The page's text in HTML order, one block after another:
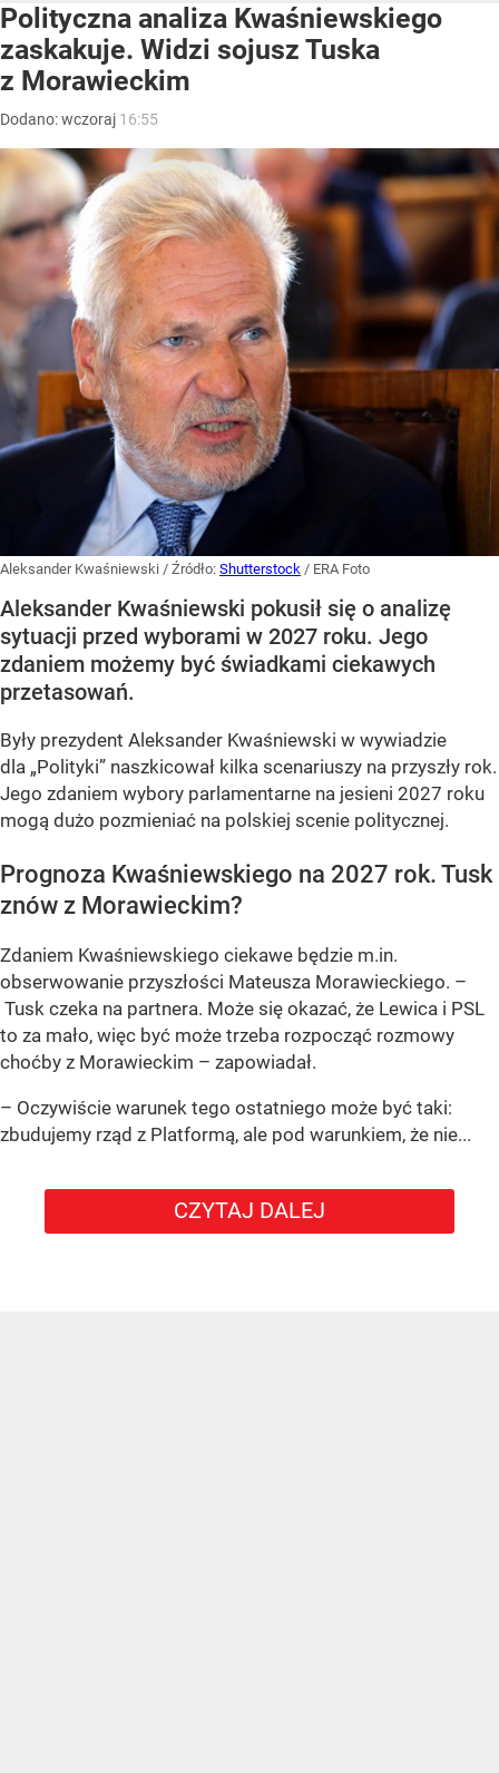
Polityczna analiza Kwaśniewskiego
zaskakuje. Widzi sojusz Tuska
z Morawieckim
Dodano:wczoraj 16:55
Aleksander Kwaśniewski / Źródło: Shutterstock / ERA Foto
Aleksander Kwaśniewski pokusił się o analizę
sytuacji przed wyborami w 2027 roku. Jego
zdaniem możemy być świadkami ciekawych
przetasowań.
Były prezydent Aleksander Kwaśniewski w wywiadzie
dla „Polityki” naszkicował kilka scenariuszy na przyszły rok.
Jego zdaniem wybory parlamentarne na jesieni 2027 roku
mogą dużo pozmieniać na polskiej scenie politycznej.
Prognoza Kwaśniewskiego na 2027 rok. Tusk
znów z Morawieckim?
Zdaniem Kwaśniewskiego ciekawe będzie m.in.
obserwowanie przyszłości Mateusza Morawieckiego. –
Tusk czeka na partnera. Może się okazać, że Lewica i PSL
to za mało, więc być może trzeba rozpocząć rozmowy
choćby z Morawieckim – zapowiadał.
– Oczywiście warunek tego ostatniego może być taki:
zbudujemy rząd z Platformą, ale pod warunkiem, że nie...
CZYTAJ DALEJ